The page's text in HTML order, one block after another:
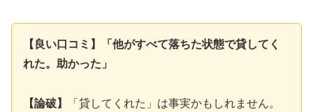
【良い口コミ】「他がすべて落ちた状態で貸してく
れた。助かった」
【論破】
「貸してくれた」は事実かもしれません。